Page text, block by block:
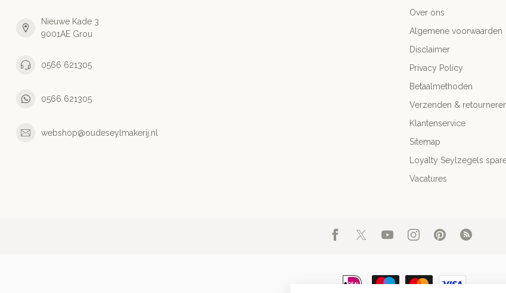
Nieuwe Kade 3
9001AE Grou
0566 621305
0566 621305
webshop@oudeseylmakerij.nl
Over ons
Algemene voorwaarden
Disclaimer
Privacy Policy
Betaalmethoden
Verzenden &
Klantenservice
Sitemap
Loyalty Seylzegels
Vacatures